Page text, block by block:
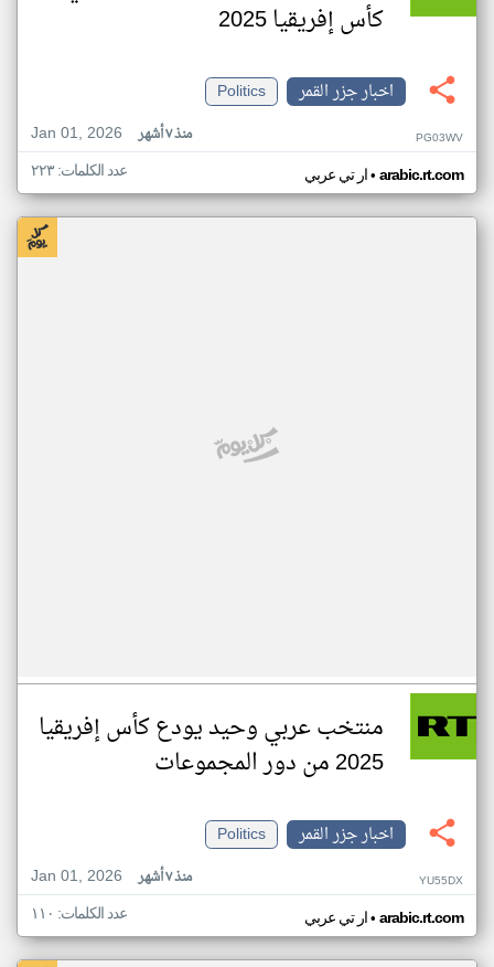
كأس إفريقيا 2025
اخبار جزر القمر
Politics
Jan 01, 2026
منذ ٧ أشهر PG03WV
ار تي عربي• arabic.rt.com عدد الكلمات: ٢٢٣
منتخب عربي وحيد يودع كأس إفريقيا
2025 من دور المجموعات
اخبار جزر القمر
Politics
Jan 01, 2026
منذ ٧ أشهر YU55DX
ار تي عربي• arabic.rt.com عدد الكلمات: ١١٠